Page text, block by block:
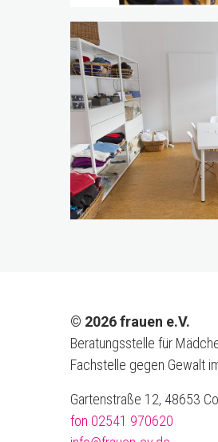
© 2026 frauen e.V.
Beratungsstelle für
Fachstelle gegen Gewalt
Gartenstraße 12, 48653
fon 02541 970620